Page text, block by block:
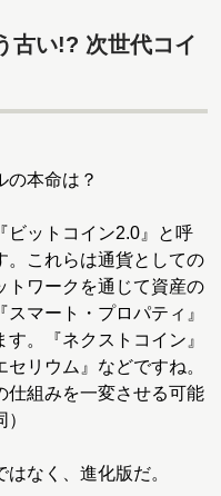
古い!? 次世代コイ
本命は？
ビットコイン2.0』と呼
。これらは通貨としての
トワークを通じて資産の
マート・プロパティ』
。『ネクストコイン』
リウム』などですね。
仕組みを一変させる可能
なく、進化版だ。